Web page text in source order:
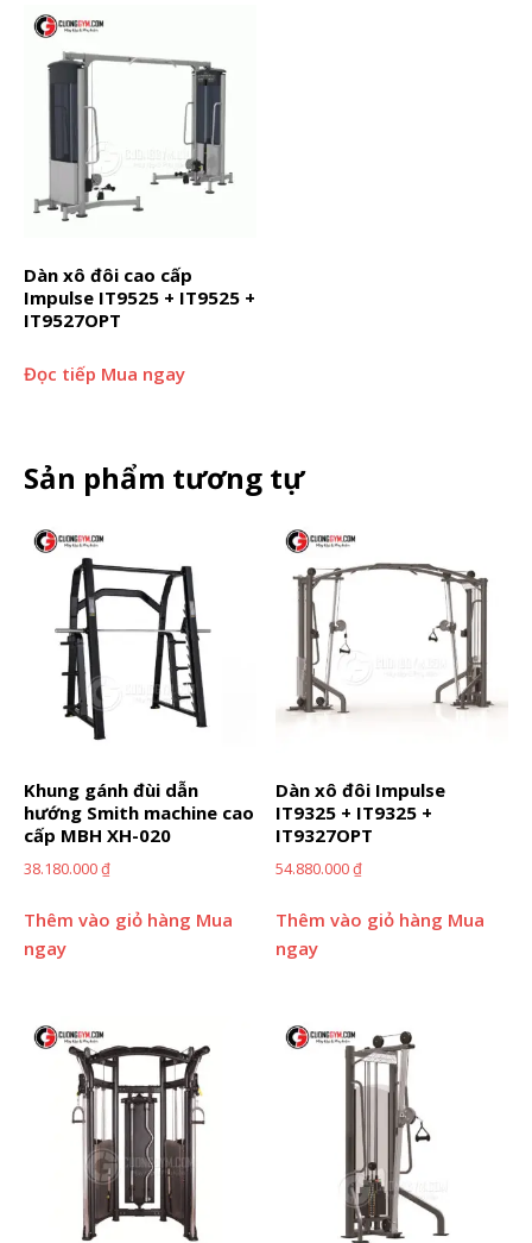
Dàn xô đôi cao cấp
Impulse IT9525 + IT9525 +
IT9527OPT
Đọc tiếp Mua ngay
Sản phẩm tương tự
Khung gánh đùi dẫn
hướng Smith machine cao
cấp MBH XH-020
38.180.000₫
Thêm vào giỏ hàng Mua
ngay
Dàn xô đôi Impulse
IT9325 + IT9325 +
IT9327OPT
54.880.000₫
Thêm vào giỏ hàng Mua
ngay